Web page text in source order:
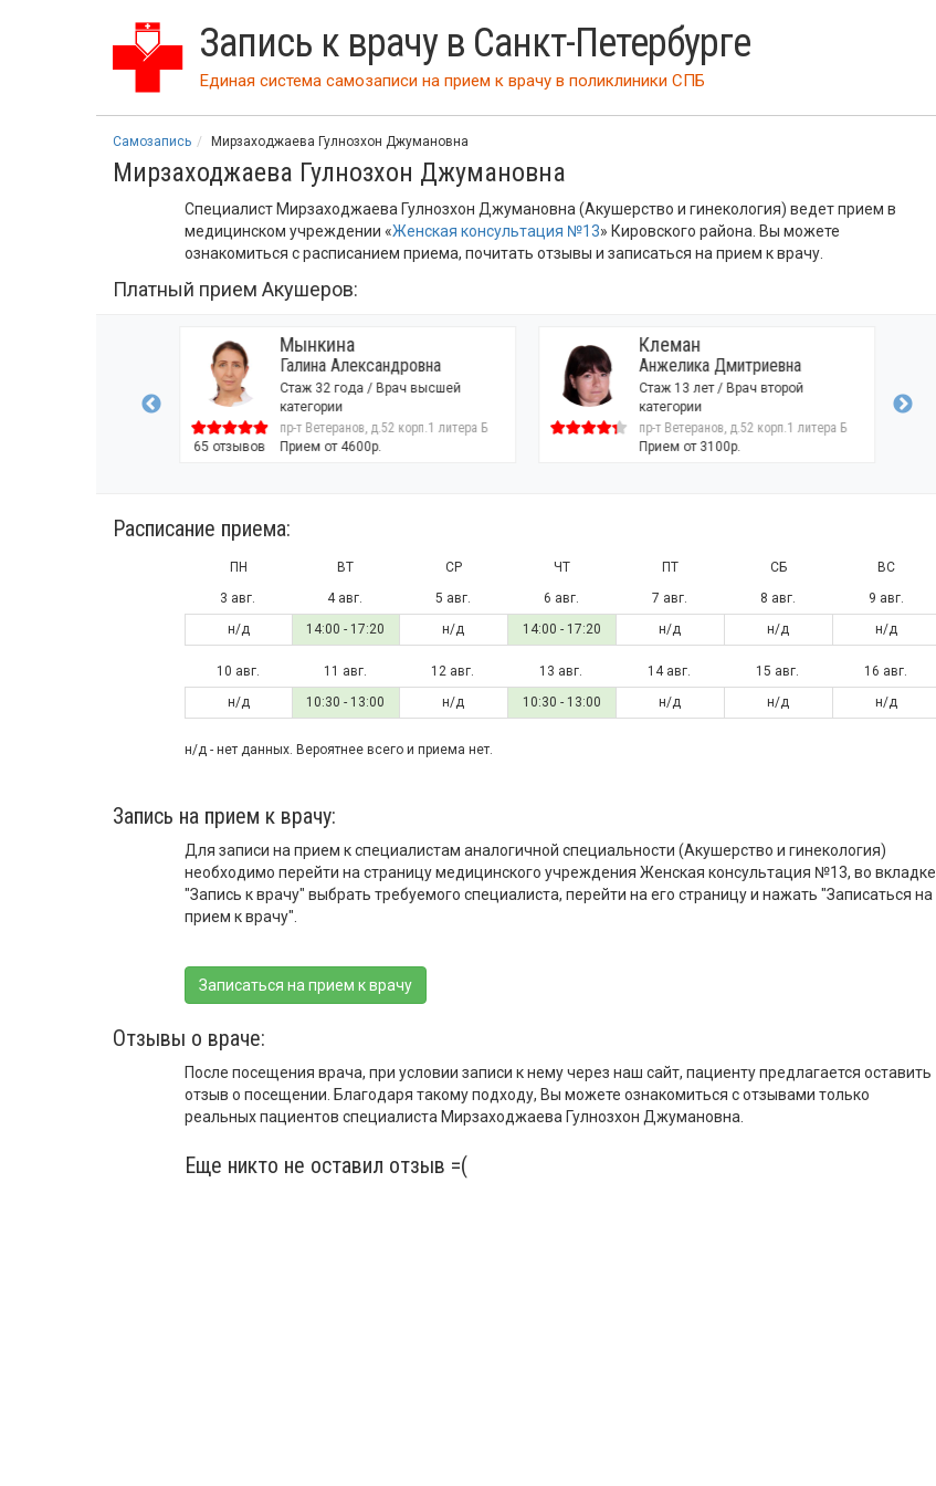
Запись к врачу в Санкт-Петербурге
Единая система самозаписи на прием к врачу в поликлиники СПБ
Самозапись Мирзаходжаева Гулнозхон Джумановна
Мирзаходжаева Гулнозхон Джумановна
Специалист Мирзаходжаева Гулнозхон Джумановна (Акушерство и гинекология) ведет прием в
медицинском учреждении «Женская консультация №13» Кировского района. Вы можете
ознакомиться с расписанием приема, почитать отзывы и записаться на прием к врачу.
Платный прием Акушеров:
65 отзывов
Мынкина
Галина Александровна
Стаж 32 года / Врач высшей
категории
пр-т Ветеранов, д.52 корп.1 литера Б
Прием от 4600р.
Клеман
Анжелика Дмитриевна
Стаж 13 лет / Врач второй
категории
пр-т Ветеранов, д.52 корп.1 литера Б
Прием от 3100р.
Расписание приема:
ПН ВТ СР ЧТ ПТ СБ
ВС
3 авг.
4 авг. 5 авг. 6 авг. 7 авг. 8 авг.
9 авг.
н/д
14:00 - 17:20 н/д 14:00 - 17:20 н/д н/д н/д
10 авг. 11 авг. 12 авг. 13 авг. 14 авг. 15 авг.
16 авг.
н/д
10:30 - 13:00 н/д 10:30 - 13:00 н/д н/д н/д
н/д - нет данных. Вероятнее всего и приема нет.
Запись на прием к врачу:
Для записи на прием к специалистам аналогичной специальности (Акушерство и гинекология)
необходимо перейти на страницу медицинского учреждения Женская консультация №13, во вкладке
"Запись к врачу" выбрать требуемого специалиста, перейти на его страницу и нажать "Записаться на
прием к врачу".
Записаться на прием к врачу
Отзывы о враче:
После посещения врача, при условии записи к нему через наш сайт, пациенту предлагается оставить
отзыв о посещении. Благодаря такому подходу, Вы можете ознакомиться с отзывами только
реальных пациентов специалиста Мирзаходжаева Гулнозхон Джумановна.
Еще никто не оставил отзыв =(